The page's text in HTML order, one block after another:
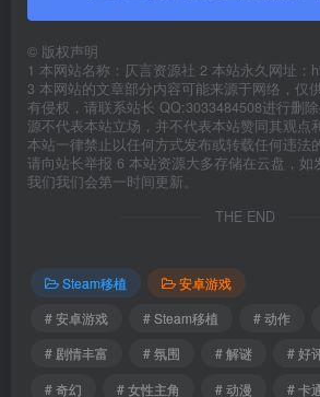
© 版权声明
1 本网站名称：仄言资源社 2 本站永久网址：
3 本网站的文章部分内容可能来源于网络，仅
有侵权，请联系站长 QQ:3033484508进行删
源不代表本站立场，并不代表本站赞同其观点
本站一律禁止以任何方式发布或转载任何违法
请向站长举报 6 本站资源大多存储在云盘，如
我们我们会第一时间更新。
THE END
Steam移植
安卓游戏
# 安卓游戏
# Steam移植 # 动作
# 剧情丰富
# 氛围 # 解谜
# 好
# 奇幻
# 女性主角 # 动漫 # 卡